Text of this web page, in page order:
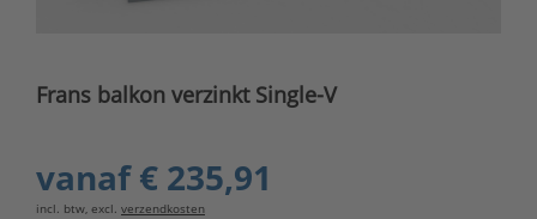
Frans balkon verzinkt Single-V
vanaf€ 235,91
incl. btw, excl. verzendkosten